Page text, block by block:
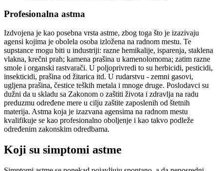
Profesionalna astma
Izdvojena je kao posebna vrsta astme, zbog toga što je izazivaju
agensi kojima je obolela osoba izložena na radnom mestu. Te
supstance mogu biti u industriji: razne hemikalije, isparenja, staklena
vlakna, krečni prah; kamena prašina u kamenolomoma; zatim razne
smole i organski rastvarači. U poljoprivredi to su herbicidi, pesticidi,
insekticidi, prašina od žitarica itd. U rudarstvu - zemni gasovi,
ugljena prašina, čestice teških metala i mnoge druge. Poslodavci su
dužni da u skladu sa Zakonom o zaštiti života i zdravlja na radu
preduzmu određene mere u cilju zaštite zaposlenih od štetnih
materija. Astma koja je izazvana agensima na radnom mestu
kvalifikuje se kao profesionalno oboljenje i kao takvo podleže
određenim zakonskim odredbama.
Koji su simptomi astme